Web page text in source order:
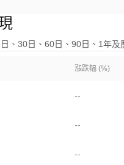
、30日、60日、90日、1年及
漲跌幅 (%)
--
--
--